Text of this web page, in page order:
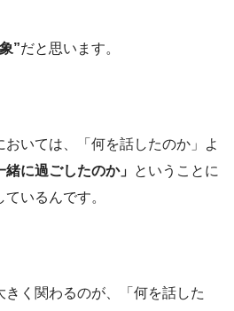
”だと思います。
いては、「何を話したのか」よ
緒に過ごしたのか」 ということに
いるんです。
く関わるのが、「何を話した